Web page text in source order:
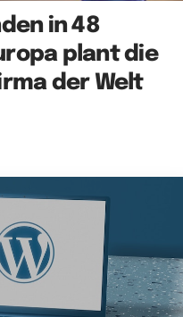
in 48
plant die
der Welt